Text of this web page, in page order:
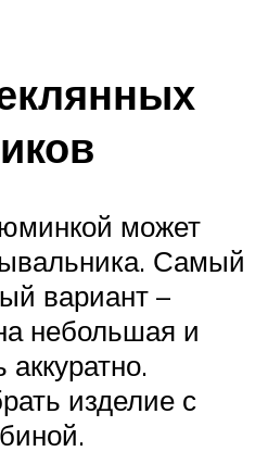
может
Самый
вариант –
небольшая и
изделие с